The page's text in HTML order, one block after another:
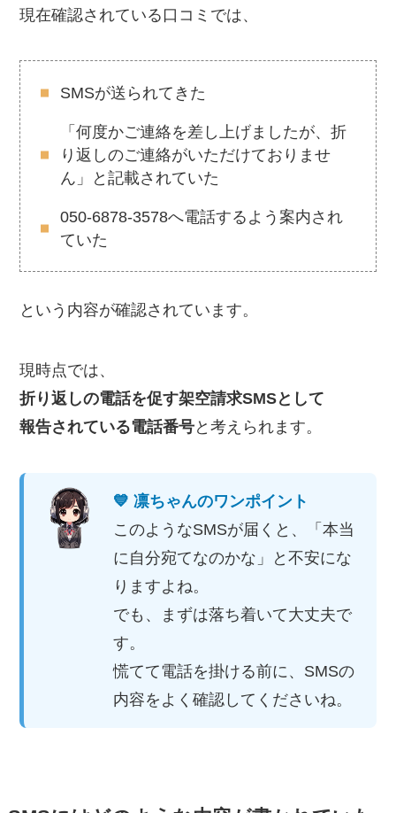
現在確認されている口コミでは、
SMSが送られてきた
「何度かご連絡を差し上げましたが、折
り返しのご連絡がいただけておりませ
ん」と記載されていた
050-6878-3578へ電話するよう案内され
ていた
という内容が確認されています。
現時点では、
折り返しの電話を促す架空請求SMSとして
報告されている電話番号と考えられます。
💙 凛ちゃんのワンポイント
このようなSMSが届くと、「本当
に自分宛てなのかな」と不安にな
りますよね。
でも、まずは落ち着いて大丈夫で
す。
慌てて電話を掛ける前に、SMSの
内容をよく確認してくださいね。